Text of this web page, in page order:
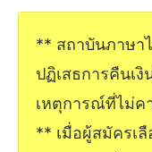
** สถาบันภาษา
ปฏิเสธการคืนเ
เหตุการณ์ที่ไม่ค
** เมื่อผู้สมัครเ